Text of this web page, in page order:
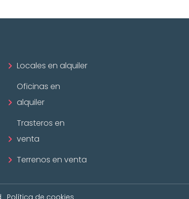
Locales en alquiler
Oficinas en
alquiler
Trasteros en
venta
Terrenos en venta
Política de cookies